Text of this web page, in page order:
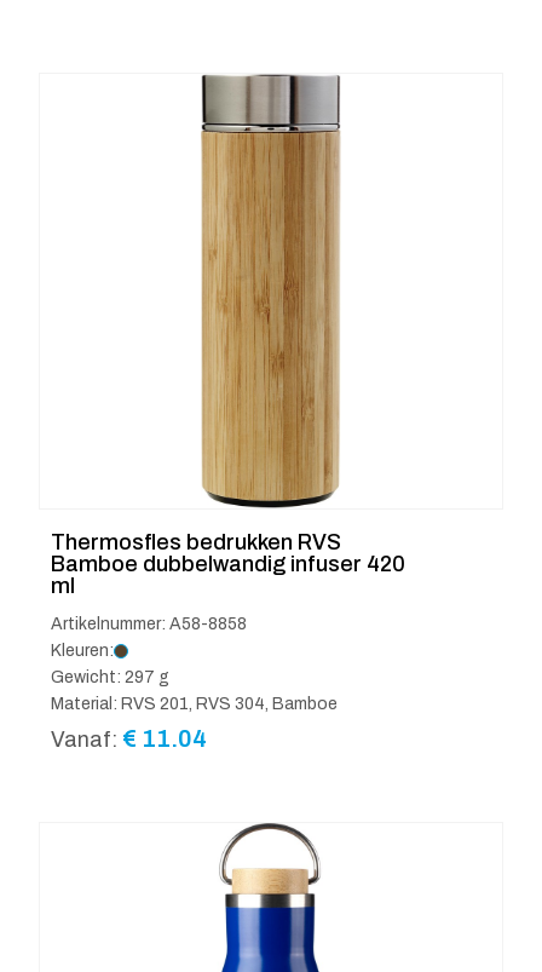
Thermosfles bedrukken RVS
Bamboe dubbelwandig infuser 420
ml
Artikelnummer: A58-8858
Kleuren:
Gewicht: 297 g
Material: RVS 201, RVS 304, Bamboe
Vanaf: € 11.04